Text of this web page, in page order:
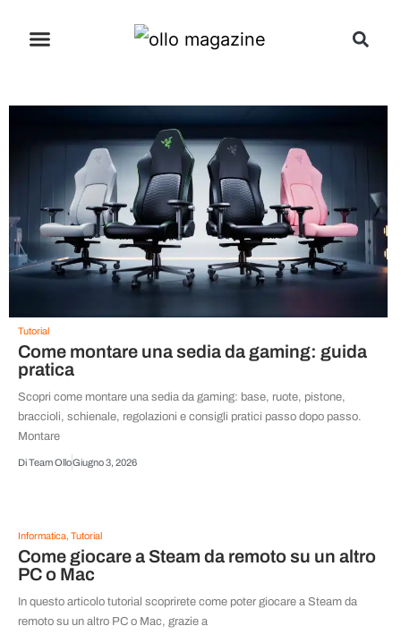
Tutorial
Come montare una sedia da gaming: guida
pratica
Scopri come montare una sedia da gaming: base, ruote, pistone,
braccioli, schienale, regolazioni e consigli pratici passo dopo passo.
Montare
DiTeam OlloGiugno 3, 2026
Informatica, Tutorial
Come giocare a Steam da remoto su un altro
PC o Mac
In questo articolo tutorial scoprirete come poter giocare a Steam da
remoto su un altro PC o Mac, grazie a